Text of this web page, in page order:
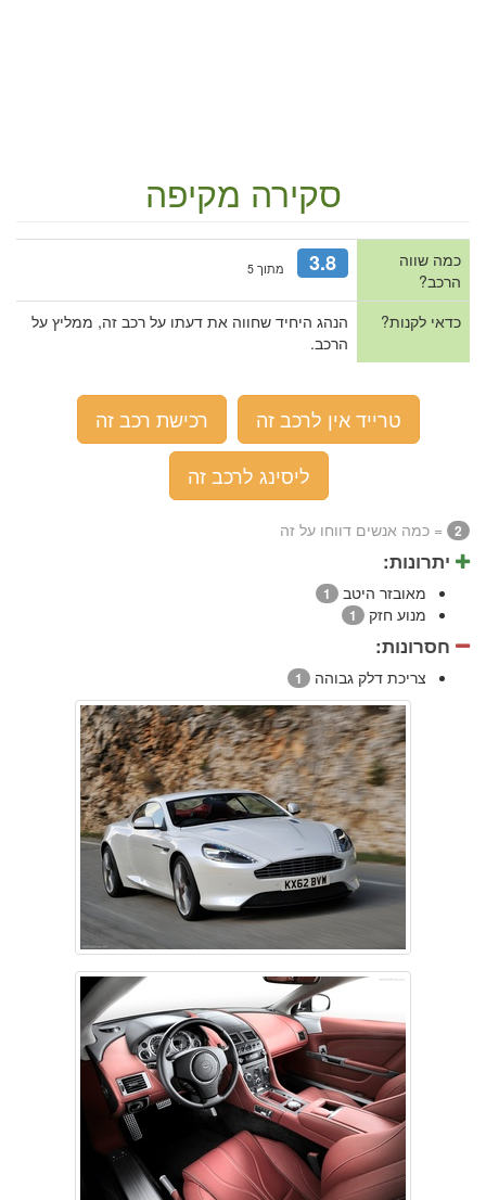
סקירה מקיפה
כמה שווה
הרכב?
3.8 מתוך 5
כדאי לקנות?
הנהג היחיד שחווה את דעתו על רכב זה, ממליץ על
הרכב.
טרייד אין לרכב זה
רכישת רכב זה
ליסינג לרכב זה
2 = כמה אנשים דווחו על זה
יתרונות:
מאובזר היטב 1
מנוע חזק 1
חסרונות:
צריכת דלק גבוהה 1